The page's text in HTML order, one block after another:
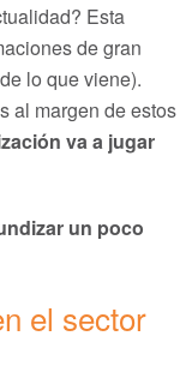
Esta
de gran
lo que viene).
al margen de estos
va a jugar
un poco
el sector